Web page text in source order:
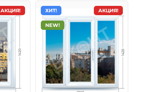
АКЦИЯ! АКЦИЯ!
ХИТ!
NEW!